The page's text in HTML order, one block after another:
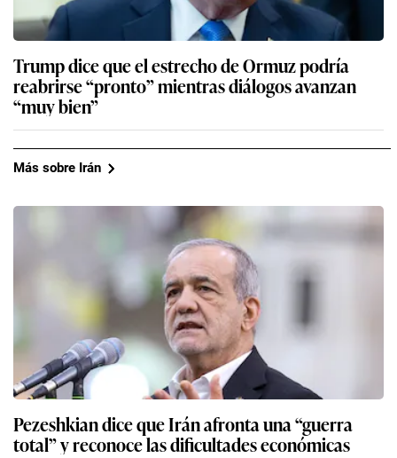
Trump dice que el estrecho de Ormuz podría
reabrirse “pronto” mientras diálogos avanzan
“muy bien”
Más sobre Irán
Pezeshkian dice que Irán afronta una “guerra
total” y reconoce las dificultades económicas